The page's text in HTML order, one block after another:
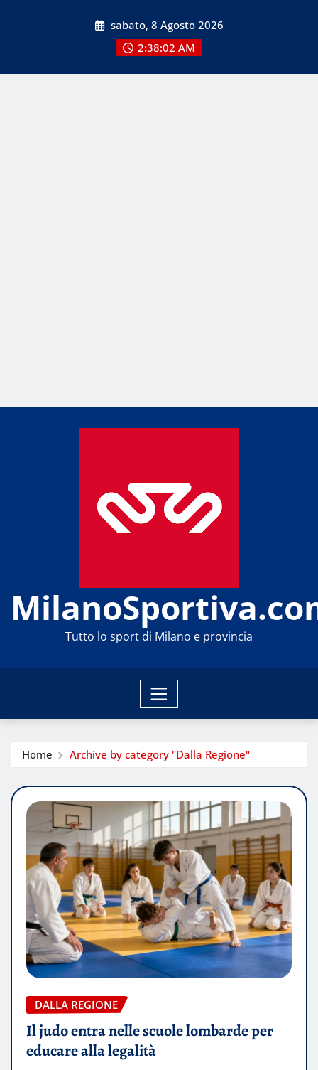
sabato, 8 Agosto 2026
2:38:04 AM
Tutto lo sport di Milano e provincia
Home Archive by category "Dalla Regione"
DALLA REGIONE
Il judo entra nelle scuole lombarde per
educare alla legalità